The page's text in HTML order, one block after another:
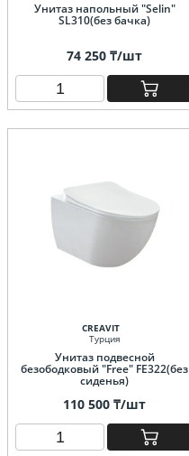
Унитаз напольный "Selin"
SL310(без бачка)
74 250 ₸/шт
CREAVIT
Турция
Унитаз подвесной
безободковый "Free" FE322(без
сиденья)
110 500 ₸/шт